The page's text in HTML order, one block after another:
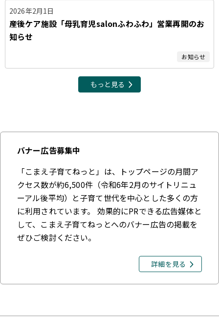
2026年2月1日
産後ケア施設「母乳育児salonふわふわ」営業再開のお
知らせ
お知らせ
もっと見る
バナー広告募集中
「こまえ子育てねっと」は、トップページの月間ア
クセス数が約6,500件（令和6年2月のサイトリニュ
ーアル後平均）と子育て世代を中心とした多くの方
に利用されています。 効果的にPRできる広告媒体と
して、こまえ子育てねっとへのバナー広告の掲載を
ぜひご検討ください。
詳細を見る